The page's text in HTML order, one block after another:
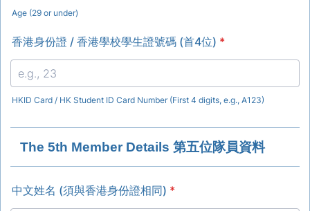
Age (29 or under)
香港身份證 / 香港學校學生證號碼 (首4位) *
HKID Card / HK Student ID Card Number (First 4 digits, e.g., A123)
The 5th Member Details 第五位隊員資料
中文姓名 (須與香港身份證相同) *